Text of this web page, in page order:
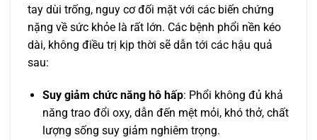
tay dùi trống, nguy cơ đối mặt với các biến chứng
nặng về sức khỏe là rất lớn. Các bệnh phổi nền kéo
dài, không điều trị kịp thời sẽ dẫn tới các hậu quả
sau:
Suy giảm chức năng hô hấp: Phổi không đủ khả
năng trao đổi oxy, dẫn đến mệt mỏi, khó thở, chất
lượng sống suy giảm nghiêm trọng.